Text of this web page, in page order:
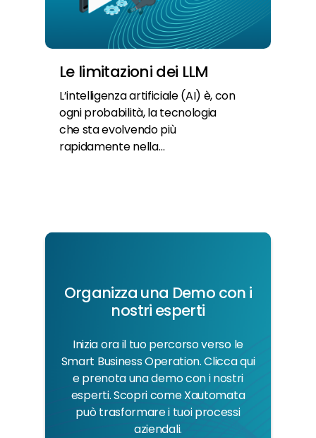
Le limitazioni dei LLM
L’intelligenza artificiale (AI) è, con
ogni probabilità, la tecnologia
che sta evolvendo più
rapidamente nella…
Organizza una Demo con i
nostri esperti
Inizia ora il tuo percorso verso le
Smart Business Operation. Clicca qui
e prenota una demo con i nostri
esperti. Scopri come Xautomata
può trasformare i tuoi processi
aziendali.